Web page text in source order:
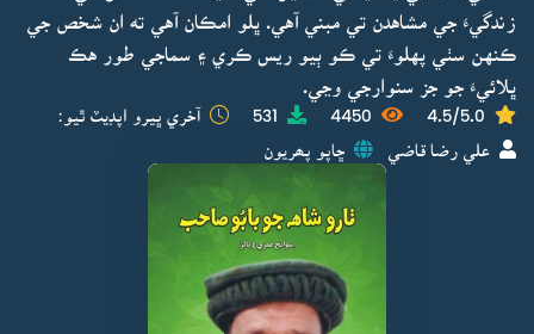
زندگيءَ جي مشاهدن تي مبني آهي. ڀلو امڪان آهي ته ان شخص جي
ڪنهن سٺي پهلوءَ تي ڪو ٻيو ريس ڪري ۽ سماجي طور هڪ
ڀلائيءَ جو جز سنوارجي وڃي.
4.5/5.0
4450
531 آخري ڀيرو اپڊيٽ ٿيو:
علي رضا قاضي ڇاپو پھريون